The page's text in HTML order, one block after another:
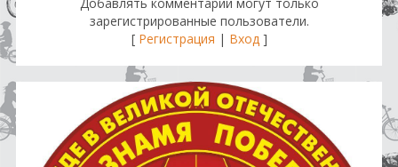
зарегистрированные пользователи.
[ Регистрация | Вход]